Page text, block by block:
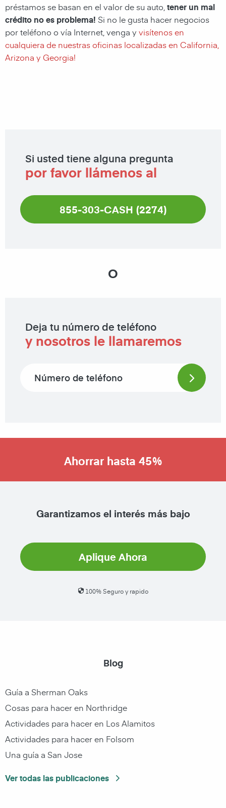
préstamos se basan en el valor de su auto, tener un mal
crédito no es problema! Si no le gusta hacer negocios
por teléfono o vía Internet, venga y visítenos en
cualquiera de nuestras oficinas localizadas en California,
Arizona y Georgia!
Si usted tiene alguna pregunta
por favor llámenos al
855-303-CASH (2274)
O
Deja tu número de teléfono
y nosotros le llamaremos
Ahorrar hasta 45%
Garantizamos el interés más bajo
Aplique Ahora
100% Seguro y rapido
Blog
Guía a Sherman Oaks
Cosas para hacer en Northridge
Actividades para hacer en Los Alamitos
Actividades para hacer en Folsom
Una guía a San Jose
Ver todas las publicaciones